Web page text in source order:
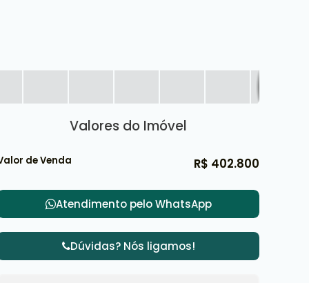
Valores do Imóvel
R$ 402.800
de Venda
Atendimento peloWhatsApp
Dúvidas? Nós ligamos!